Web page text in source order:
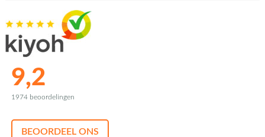
9,2
1974 beoordelingen
BEOORDEEL ONS